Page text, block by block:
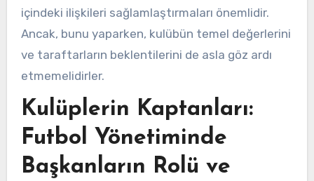
içindeki ilişkileri sağlamlaştırmaları önemlidir.
Ancak, bunu yaparken, kulübün temel değerlerini
ve taraftarların beklentilerini de asla göz ardı
etmemelidirler.
Kulüplerin Kaptanları:
Futbol Yönetiminde
Başkanların Rolü ve